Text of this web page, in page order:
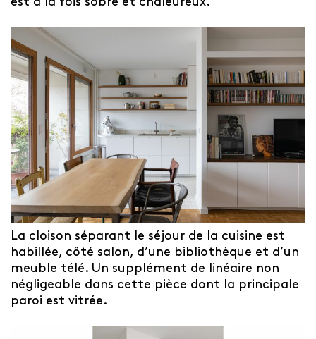
La cloison séparant le séjour de la cuisine est
habillée, côté salon, d’une bibliothèque et d’un
meuble télé. Un supplément de linéaire non
négligeable dans cette pièce dont la principale
paroi est vitrée.